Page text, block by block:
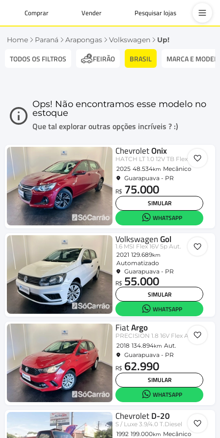
Comprar Vender Pesquisar lojas
Home Paraná Arapongas Volkswagen Up!
TODOS OS FILTROS FEIRÃO BRASIL MARCA E
Ops! Não encontramos esse modelo no
estoque
Que tal explorar outras opções incríveis ? :)
ChevroletOnix
HATCH LT 1.0 12V TB Flex 5p Mec.
2025 48.534km Mecânico
Guarapuava - PR
R$ 75.000
SIMULAR
WHATSAPP
VolkswagenGol
1.6 MSI Flex 16V 5p Aut.
2021 129.689km
Automatizado
Guarapuava - PR
R$ 55.000
SIMULAR
WHATSAPP
FiatArgo
PRECISION 1.8 16V Flex Aut.
2018 134.894km Aut.
Guarapuava - PR
R$ 62.990
SIMULAR
WHATSAPP
ChevroletD-20
S / Luxe 3.9/4.0 T.Diesel
1992 199.000km Mecânico